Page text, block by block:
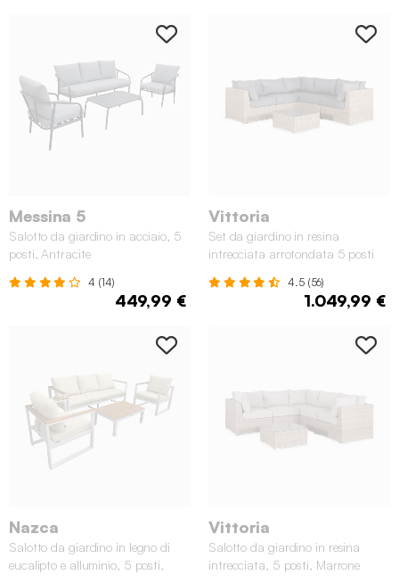
Messina 5
Salotto da giardino in acciaio, 5
posti, Antracite
4 (14)
449,99 €
Vittoria
Set da giardino in resina
intrecciata arrotondata 5 posti
4.5 (56)
1.049,99 €
Nazca
Salotto da giardino in legno di
eucalipto e alluminio, 5 posti,
Vittoria
Salotto da giardino in resina
intrecciata, 5 posti, Marrone